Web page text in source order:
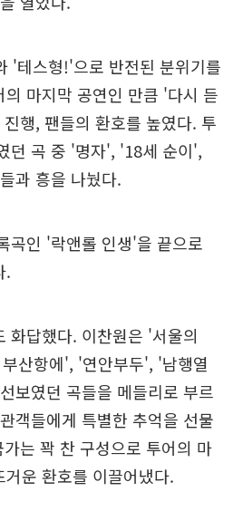
'테스형!'으로 반전된 분위기를
마지막 공연인 만큼 '다시 듣
행, 팬들의 환호를 높였다. 투
던 곡 중 '명자', '18세 순이',
과 흥을 나눴다.
곡인 '락앤롤 인생'을 끝으로
.
화답했다. 이찬원은 '서울의
산항에', '연안부두', '남행열
보였던 곡들을 메들리로 부르
객들에게 특별한 추억을 선물
는 꽉 찬 구성으로 투어의 마
운 환호를 이끌어냈다.